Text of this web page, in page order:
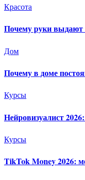
Красота
Почему руки выдают
Дом
Почему в доме
Курсы
Нейровизуалист
Курсы
TikTok Money 2026: